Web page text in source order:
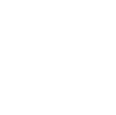
Klaviere &
Synths &